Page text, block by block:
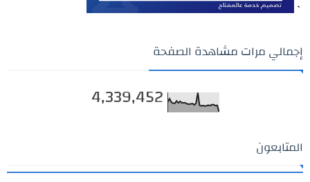
`
إجمالي مرات مشاهدة الصفحة
4,339,452
المتابعون